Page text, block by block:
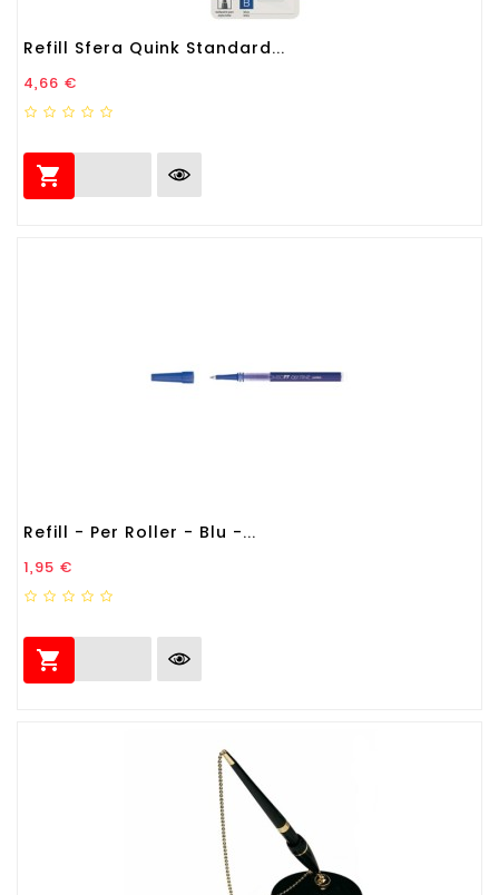
Refill Sfera Quink Standard...
Prezzo
4,66 €

Refill - Per Roller - Blu -...
Prezzo
1,95 €
